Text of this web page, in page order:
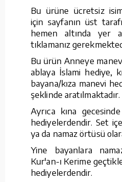
Bu ürüne ücretsiz
için sayfanın üst
hemen altında yer
tıklamanız
Bu ürün Anneye
ablaya İslami hediye,
bayana/kıza manevi
şeklinde aratılmaktadır.
Ayrıca kına
hediyelerdendir. Set
ya da namaz örtüsü
Yine bayanlara
Kur'an-ı Kerime
hediyelerdendir.